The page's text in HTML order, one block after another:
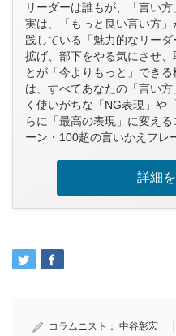
リーダーは誰もが、「言い
実は、「もっと良い言い方
践している「魅力的なリー
拡げ、部下をやる気にさせ
とが「今よりもっと」でき
は、すべてあなたの「言い
く使いがちな「NG表現」や
らに「最高の表現」に変え
ーン・100超の言いかえフレ
詳細
コラムニスト： 中谷彰宏